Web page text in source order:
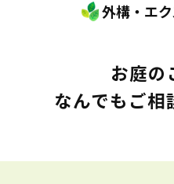
外構・エ
お庭の
なんでもご相